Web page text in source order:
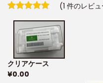
(1 件のレビ
クリアケース
¥0.00